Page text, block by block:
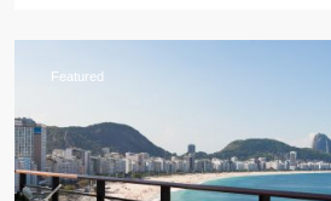
Featured